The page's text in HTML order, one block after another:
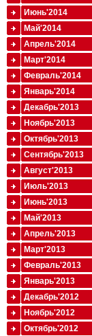
Июнь'2014
Май'2014
Апрель'2014
Март'2014
Февраль'2014
Январь'2014
Декабрь'2013
Ноябрь'2013
Октябрь'2013
Сентябрь'2013
Август'2013
Июль'2013
Июнь'2013
Май'2013
Апрель'2013
Март'2013
Февраль'2013
Январь'2013
Декабрь'2012
Ноябрь'2012
Октябрь'2012